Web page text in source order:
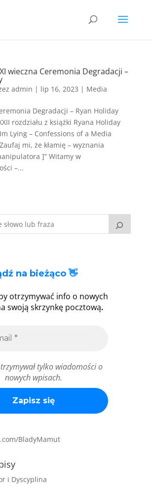
wieczna Ceremonia Degradacji –
admin | lip 16, 2023 | Media
Degradacji – Ryan Holiday
rozdziału z książki Ryana Holiday
Lying – Confessions of a Media
mi, że kłamię – wyznania
]” Witamy w
–...
na bieżąco 👋
otrzymywać info o nowych
swoją skrzynkę pocztową.
tylko wiadomości o
nowych wpisach.
BladyMamut
i Dyscyplina